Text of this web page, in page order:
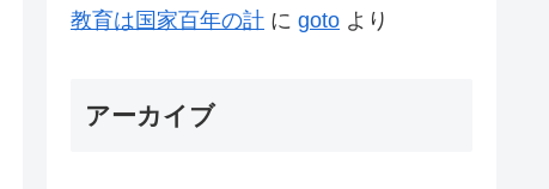
教育は国家百年の計 に goto より
アーカイブ